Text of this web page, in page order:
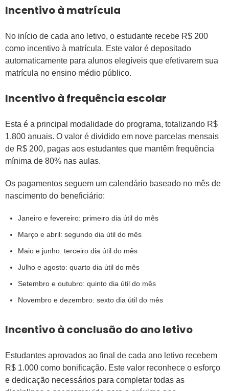
Incentivo à matrícula
No início de cada ano letivo, o estudante recebe R$ 200
como incentivo à matrícula. Este valor é depositado
automaticamente para alunos elegíveis que efetivarem sua
matrícula no ensino médio público.
Incentivo à frequência escolar
Esta é a principal modalidade do programa, totalizando R$
1.800 anuais. O valor é dividido em nove parcelas mensais
de R$ 200, pagas aos estudantes que mantêm frequência
mínima de 80% nas aulas.
Os pagamentos seguem um calendário baseado no mês de
nascimento do beneficiário:
Janeiro e fevereiro: primeiro dia útil do mês
Março e abril: segundo dia útil do mês
Maio e junho: terceiro dia útil do mês
Julho e agosto: quarto dia útil do mês
Setembro e outubro: quinto dia útil do mês
Novembro e dezembro: sexto dia útil do mês
Incentivo à conclusão do ano letivo
Estudantes aprovados ao final de cada ano letivo recebem
R$ 1.000 como bonificação. Este valor reconhece o esforço
e dedicação necessários para completar todas as